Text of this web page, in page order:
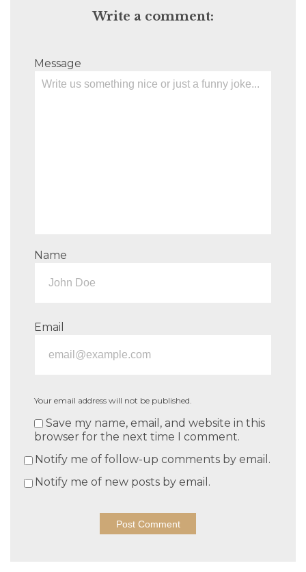
Write a comment:
Message
Name
Email
Your email address will not be published.
Save my name, email, and website in this
browser for the next time I comment.
Notify me of follow-up comments by email.
Notify me of new posts by email.